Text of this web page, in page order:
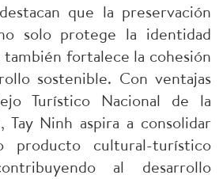
que la preservación
solo protege la identidad
fortalece la cohesión
sostenible. Con ventajas
Turístico Nacional de la
Tay Ninh aspira a consolidar
producto cultural-turístico
al desarrollo